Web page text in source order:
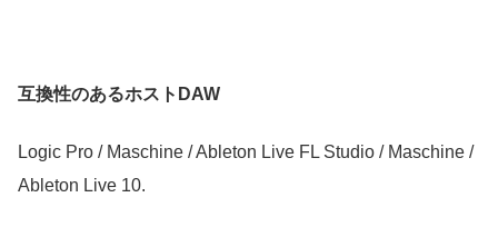
互換性のあるホストDAW
Logic Pro / Maschine / Ableton Live FL Studio / Maschine /
Ableton Live 10.